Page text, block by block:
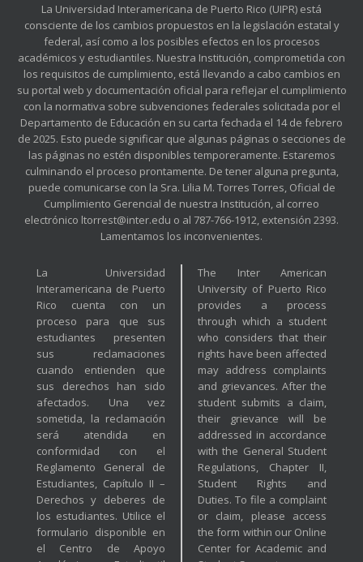
La Universidad Interamericana de Puerto Rico (UIPR) está
consciente de los cambios propuestos en la legislación estatal y
federal, así como a los posibles efectos en los procesos
académicos y estudiantiles. Nuestra Institución, comprometida con
los requisitos de cumplimiento, está llevando a cabo cambios en
su portal web y documentación oficial para reflejar el cumplimiento
con la normativa sobre subvenciones federales solicitada por el
Departamento de Educación en su carta fechada el 14 de febrero
de 2025. Esto puede significar que algunas páginas o secciones de
las páginas no estén disponibles temporeramente. Estaremos
culminando el proceso prontamente. De tener alguna pregunta,
puede comunicarse con la Sra. Lilia M. Torres Torres, Oficial de
Cumplimiento Gerencial de nuestra Institución, al correo
electrónico ltorrest@inter.edu o al 787-766-1912, extensión 2393.
Lamentamos los inconvenientes.
La Universidad
Interamericana de Puerto
Rico cuenta con un
proceso para que sus
estudiantes presenten
sus reclamaciones
cuando entienden que
sus derechos han sido
afectados. Una vez
sometida, la reclamación
será atendida en
conformidad con el
Reglamento General de
Estudiantes, Capítulo II –
Derechos y deberes de
los estudiantes. Utilice el
formulario disponible en
el Centro de Apoyo
The Inter American
University of Puerto Rico
provides a process
through which a student
who considers that their
rights have been affected
may address complaints
and grievances. After the
student submits a claim,
their grievance will be
addressed in accordance
with the General Student
Regulations, Chapter II,
Student Rights and
Duties. To file a complaint
or claim, please access
the form within our Online
Center for Academic and